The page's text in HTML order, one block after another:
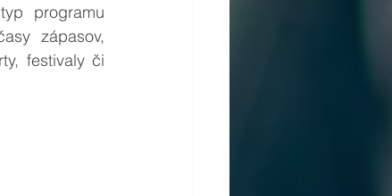
programu
zápasov,
festivaly či